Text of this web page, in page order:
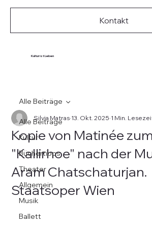
Kultur ist Leben
Kontakt
Alle Beiträge
Kultur
Büchertipps
Theater
Allgemein
Musik
Ballett
Alle Beiträge
Kopie von Matinée
"Kallirhoe" nach der
Aram Chatschaturjan.
Staatsoper Wien
Silvia Matras 13. Okt. 2025 1 Min.